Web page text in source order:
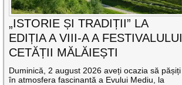
„ISTORIE ȘI TRADIȚII” LA
EDIȚIA A VIII-A A FESTIVALULUI
CETĂȚII MĂLĂIEȘTI
Duminică, 2 august 2026 aveți ocazia să pășiți
în atmosfera fascinantă a Evului Mediu, la